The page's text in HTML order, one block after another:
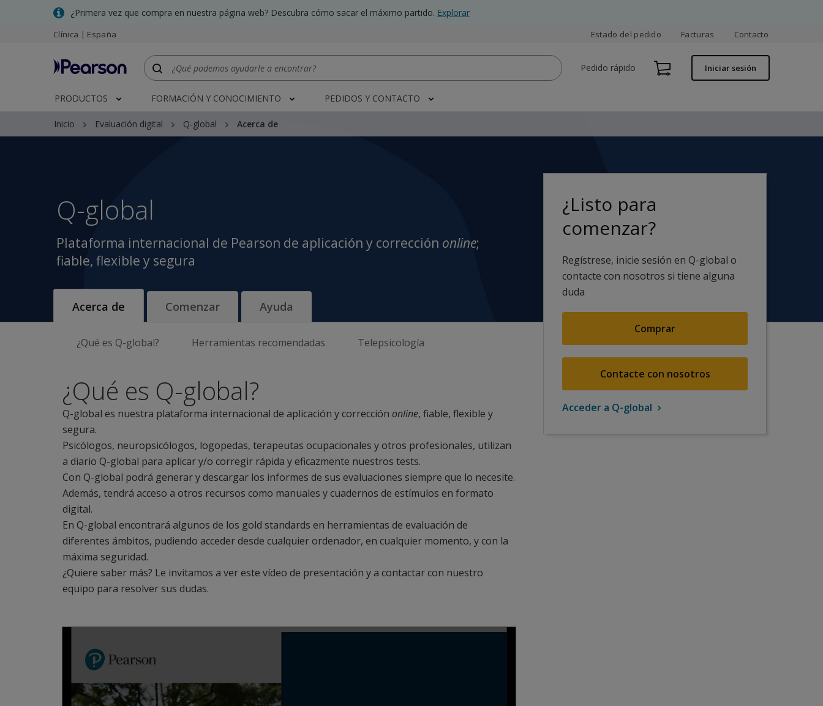
¿Primera vez que compra en nuestra página web? Descubra cómo sacar el máximo partido. Explorar
Clínica | España Estado del pedido Facturas Contacto
Pedido rápido Iniciar sesión
PRODUCTOS FORMACIÓN Y CONOCIMIENTO PEDIDOS Y CONTACTO
Inicio Evaluación digital Q-global Acerca de
Q-global
Q-global
Plataforma internacional de Pearson de aplicación y corrección online;
fiable, flexible y segura
¿Listo para
comenzar?
Regístrese, inicie sesión en Q-global o
contacte con nosotros si tiene alguna
duda
Comprar
Contacte con nosotros
Acceder a Q-global
Acerca de Comenzar Ayuda
¿Qué es Q-global? Herramientas recomendadas Telepsicología
¿Qué es Q-global?
Q-global es nuestra plataforma internacional de aplicación y corrección online, fiable, flexible y
segura.
Psicólogos, neuropsicólogos, logopedas, terapeutas ocupacionales y otros profesionales, utilizan
a diario Q-global para aplicar y/o corregir rápida y eficazmente nuestros tests.
Con Q-global podrá generar y descargar los informes de sus evaluaciones siempre que lo necesite.
Además, tendrá acceso a otros recursos como manuales y cuadernos de estímulos en formato
digital.
En Q-global encontrará algunos de los gold standards en herramientas de evaluación de
diferentes ámbitos, pudiendo acceder desde cualquier ordenador, en cualquier momento, y con la
máxima seguridad.
¿Quiere saber más? Le invitamos a ver este vídeo de presentación y a contactar con nuestro
equipo para resolver sus dudas.
Play